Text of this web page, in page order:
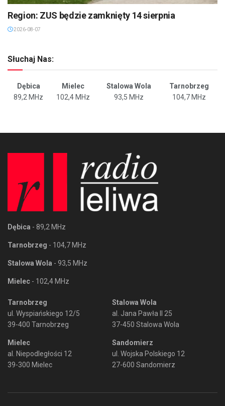
Region: ZUS będzie zamknięty 14 sierpnia
2026-08-07
Słuchaj Nas:
Dębica Mielec Stalowa Wola
Tarnobrzeg
89,2 MHz
102,4 MHz 93,5 MHz 104,7 MHz
Dębica - 89,2 MHz
Tarnobrzeg - 104,7 MHz
Stalowa Wola - 93,5 MHz
Mielec - 102,4 MHz
Tarnobrzeg
ul. Wyspiańskiego 12/5
39-400 Tarnobrzeg
Mielec
al. Niepodległości 12
39-300 Mielec
Stalowa Wola
al. Jana Pawła II 25
37-450 Stalowa Wola
Sandomierz
ul. Wojska Polskiego 12
27-600 Sandomierz